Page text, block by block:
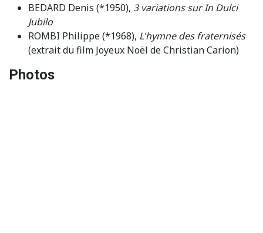
BEDARD Denis (*1950), 3 variations sur In Dulci
Jubilo
ROMBI Philippe (*1968), L'hymne des fraternisés
(extrait du film Joyeux Noël de Christian Carion)
Photos